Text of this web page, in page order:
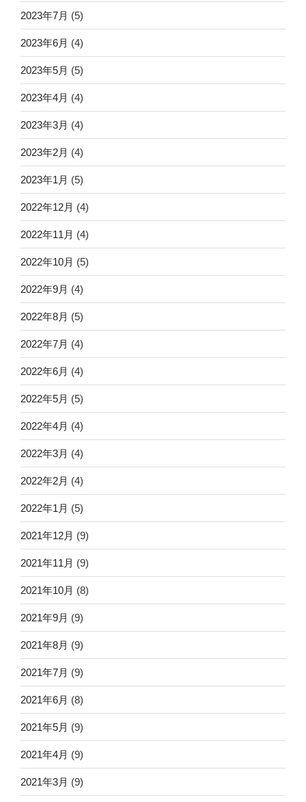
2023年7月 (5)
2023年6月 (4)
2023年5月 (5)
2023年4月 (4)
2023年3月 (4)
2023年2月 (4)
2023年1月 (5)
2022年12月 (4)
2022年11月 (4)
2022年10月 (5)
2022年9月 (4)
2022年8月 (5)
2022年7月 (4)
2022年6月 (4)
2022年5月 (5)
2022年4月 (4)
2022年3月 (4)
2022年2月 (4)
2022年1月 (5)
2021年12月 (9)
2021年11月 (9)
2021年10月 (8)
2021年9月 (9)
2021年8月 (9)
2021年7月 (9)
2021年6月 (8)
2021年5月 (9)
2021年4月 (9)
2021年3月 (9)